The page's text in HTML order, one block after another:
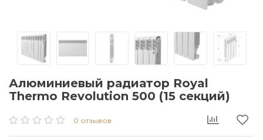
Алюминиевый радиатор Royal
Thermo Revolution 500 (15 секций)
0 отзывов